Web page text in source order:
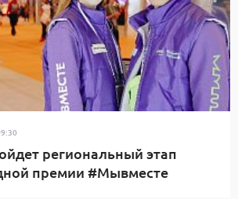
региональный этап
премии #Мывместе